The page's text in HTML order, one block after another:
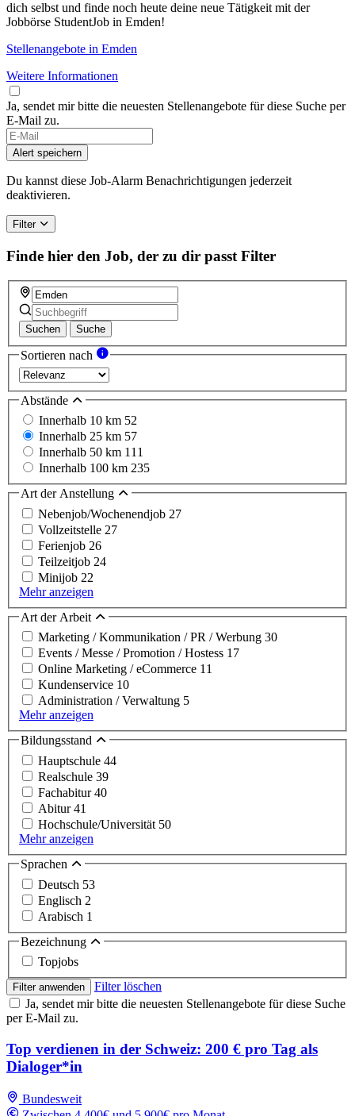
dich selbst und finde noch heute deine neue Tätigkeit mit der
Jobbörse StudentJob in Emden!
Stellenangebote in Emden
Weitere Informationen
Ja, sendet mir bitte die neuesten Stellenangebote für diese Suche per
E-Mail zu.
Alert speichern
Du kannst diese Job-Alarm Benachrichtigungen jederzeit
deaktivieren.
Filter
Finde hier den Job, der zu dir passt Filter
Suchen Suche
Sortieren nach
Abstände
Innerhalb 10 km 52
Innerhalb 25 km 57
Innerhalb 50 km 111
Innerhalb 100 km 235
Art der Anstellung
Nebenjob/Wochenendjob 27
Vollzeitstelle 27
Ferienjob 26
Teilzeitjob 24
Minijob 22
Mehr anzeigen
Art der Arbeit
Marketing / Kommunikation / PR / Werbung 30
Events / Messe / Promotion / Hostess 17
Online Marketing / eCommerce 11
Kundenservice 10
Administration / Verwaltung 5
Mehr anzeigen
Bildungsstand
Hauptschule 44
Realschule 39
Fachabitur40
Abitur41
Hochschule/Universität 50
Mehr anzeigen
Sprachen
Deutsch 53
Englisch 2
Arabisch 1
Bezeichnung
Topjobs
Filter anwenden
Filter löschen
Ja, sendet mir bitte die neuesten Stellenangebote für diese Suche
per E-Mail zu.
Top verdienen in der Schweiz: 200 € pro Tag als
Dialoger*in
Bundesweit